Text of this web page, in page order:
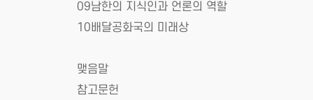
09남한의 지식인과 언론의 역할
10배달공화국의 미래상
맺음말
참고문헌